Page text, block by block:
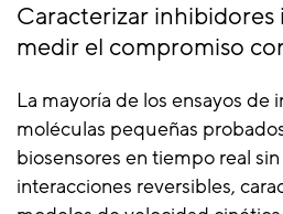
Caracterizar inhibidores
medir el compromiso
La mayoría de los ensayos de
moléculas pequeñas
biosensores en tiempo real
interacciones reversibles,